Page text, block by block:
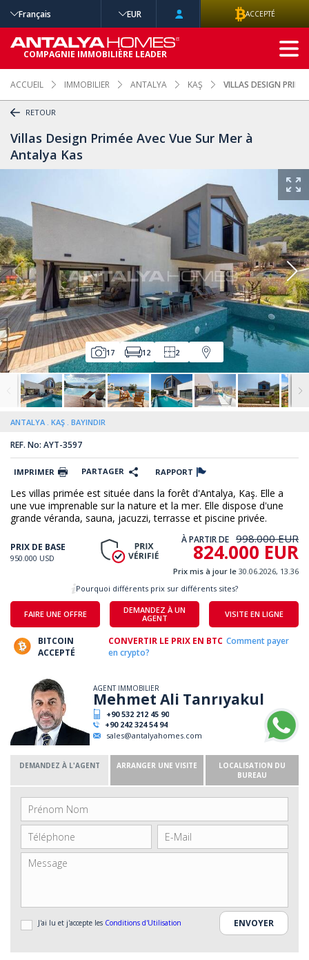
ACCUEIL IMMOBILIER ANTALYA KAŞ VILLAS DESIGN
RETOUR
Villas Design Primée Avec Vue Sur Mer à
Antalya Kas
17 12 2
ANTALYA KAŞ BAYINDIR
REF. No: AYT-3597
IMPRIMER PARTAGER RAPPORT
Les villas primée est située dans la forêt d'Antalya, Kaş. Elle a
une vue imprenable sur la nature et la mer. Elle dispose d'une
grande véranda, sauna, jacuzzi, terrasse et piscine privée.
PRIX DE BASE
950.000 USD
À PARTIR DE 998.000 EUR
824.000 EUR
Prix mis à jour le 30.06.2026, 13.36
FAIRE UNE OFFRE
DEMANDEZ À UN
AGENT
VISITE EN LIGNE
Pourquoi différents prix sur différents sites?
BITCOIN
ACCEPTÉ
CONVERTIR LE PRIX EN BTC Comment payer
en crypto?
AGENT IMMOBILIER
Mehmet Ali Tanrıyakul
+90 532 212 45 90
+90 242 324 54 94
sales@antalyahomes.com
DEMANDEZ À L'AGENT ARRANGER UNE VISITE
LOCALISATION DU
BUREAU
J'ai lu et j'accepte les Conditions d'Utilisation
Français EUR ACCEPTÉ
COMPAGNIE IMMOBILIÈRE LEADER
RECHERCHE
AVANCÉE